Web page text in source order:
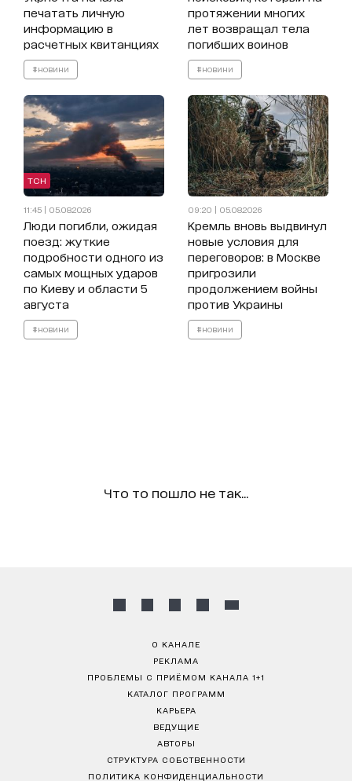
печатать личную
информацию в
расчетных квитанциях
#новини
протяжении многих
лет возвращал тела
погибших воинов
#новини
ТСН
11:45 | 05.08.2026
Люди погибли, ожидая
поезд: жуткие
подробности одного из
самых мощных ударов
по Киеву и области 5
августа
#новини
09:20 | 05.08.2026
Кремль вновь выдвинул
новые условия для
переговоров: в Москве
пригрозили
продолжением войны
против Украины
#новини
Что то пошло не так...
О КАНАЛЕ
РЕКЛАМА
ПРОБЛЕМЫ С ПРИЁМОМ КАНАЛА 1+1
КАТАЛОГ ПРОГРАММ
КАРЬЕРА
ВЕДУЩИЕ
АВТОРЫ
СТРУКТУРА СОБСТВЕННОСТИ
ПОЛИТИКА КОНФИДЕНЦИАЛЬНОСТИ